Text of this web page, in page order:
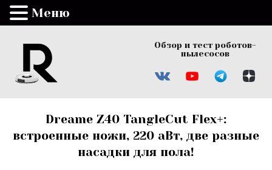
Обзор и тест роботов-
пылесосов
Dreame Z40 TangleCut Flex+:
встроенные ножи, 220 аВт, две разные
насадки для пола!
Меню